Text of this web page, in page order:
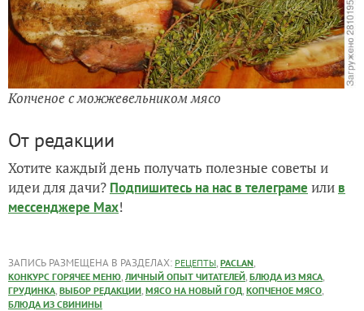
Копченое с можжевельником мясо
От редакции
Хотите каждый день получать полезные советы и
идеи для дачи? Подпишитесь на нас в телеграме или в
мессенджере Max!
ЗАПИСЬ РАЗМЕЩЕНА В РАЗДЕЛАХ: РЕЦЕПТЫ, PACLAN,
КОНКУРС ГОРЯЧЕЕ МЕНЮ, ЛИЧНЫЙ ОПЫТ ЧИТАТЕЛЕЙ, БЛЮДА ИЗ МЯСА,
ГРУДИНКА, ВЫБОР РЕДАКЦИИ, МЯСО НА НОВЫЙ ГОД, КОПЧЕНОЕ МЯСО,
БЛЮДА ИЗ СВИНИНЫ